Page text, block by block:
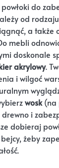
do
od
a także
mebli
doskonale
akrylowy.
i wilgoć
wosk(na
i
dobieraj
żeby